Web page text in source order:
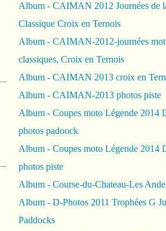
Album - CAIMAN 2012 Journées de
Classique Croix en Ternois
Album - CAIMAN-2012-journées
classiques, Croix en Ternois
Album - CAIMAN 2013 croix en
Album - CAIMAN-2013 photos piste
Album - Coupes moto Légende 2014
photos padoock
Album - Coupes moto Légende 2014
photos piste
Album - Course-du-Chateau-Les
Album - D-Photos 2011 Trophées G
Paddocks